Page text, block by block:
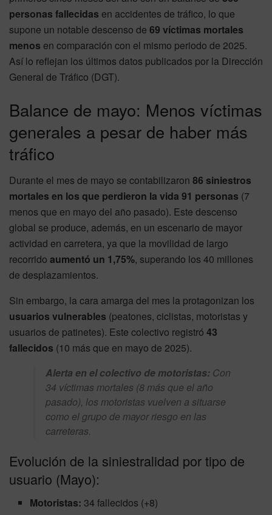
personas fallecidas en accidentes de tráfico, lo que
supone un notable descenso de 69 víctimas mortales
menos en comparación con el mismo periodo de 2025.
Así lo reflejan los últimos datos publicados por la Dirección
General de Tráfico (DGT).
Balance de mayo: Menos víctimas
generales a pesar de haber más
tráfico
Durante el mes de mayo se contabilizaron 86 siniestros
mortales en los que perdieron la vida 91 personas (7
menos que en mayo del año pasado). Este descenso
global se produce, además, en un escenario de mayor
actividad en carretera, ya que la movilidad de largo
recorrido aumentó un 1,75%, superando los 40 millones
de desplazamientos.
Sin embargo, la cara amarga del mes la protagonizan los
usuarios vulnerables (peatones, ciclistas, motoristas y
usuarios de patinetes). Este colectivo registró 43
fallecidos (10 más que en mayo de 2025).
Alerta en el colectivo de motoristas: Con
34 víctimas mortales (8 más que el año
pasado), los motoristas vuelven a situarse
como el grupo de mayor riesgo en las
carreteras.
Evolución de la siniestralidad por tipo de
usuario (Mayo):
Motoristas: 34 fallecidos (+8)